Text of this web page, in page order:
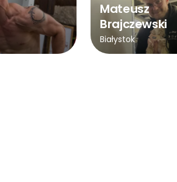
Mateusz
Brajczewski
Białystok